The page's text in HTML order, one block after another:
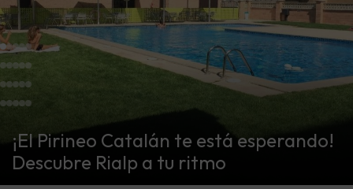
¡El Pirineo Catalán te está esperando!
Descubre Rialp a tu ritmo